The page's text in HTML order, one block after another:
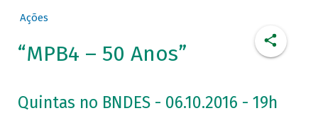
Ações
“MPB4 – 50 Anos”
Quintas no BNDES - 06.10.2016 - 19h